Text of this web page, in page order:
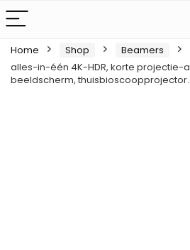
Home Shop Beamers
alles-in-één 4K-HDR, korte projectie-
beeldscherm,